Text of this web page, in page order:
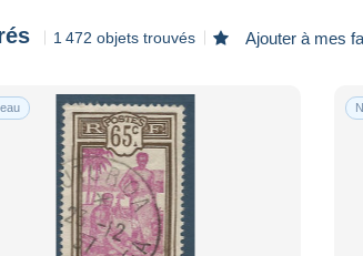
1 472 objets trouvés Ajouter à mes